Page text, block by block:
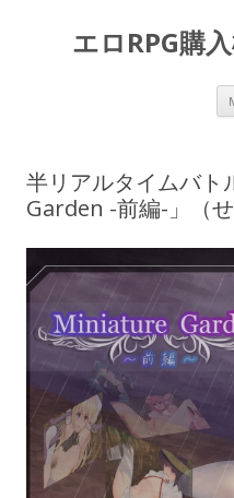
エロRPG購
半リアルタイムバ
Garden -前編-」（